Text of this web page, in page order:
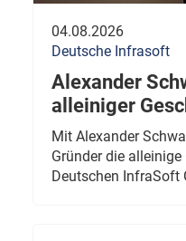
04.08.2026
Deutsche Infrasoft
Alexander
alleiniger
Mit Alexander
Gründer die
Deutschen InfraSoft